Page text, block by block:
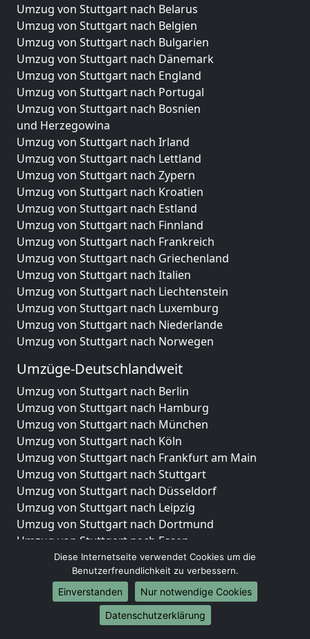
Umzug von Stuttgart nach Belarus
Umzug von Stuttgart nach Belgien
Umzug von Stuttgart nach Bulgarien
Umzug von Stuttgart nach Dänemark
Umzug von Stuttgart nach England
Umzug von Stuttgart nach Portugal
Umzug von Stuttgart nach Bosnien
und Herzegowina
Umzug von Stuttgart nach Irland
Umzug von Stuttgart nach Lettland
Umzug von Stuttgart nach Zypern
Umzug von Stuttgart nach Kroatien
Umzug von Stuttgart nach Estland
Umzug von Stuttgart nach Finnland
Umzug von Stuttgart nach Frankreich
Umzug von Stuttgart nach Griechenland
Umzug von Stuttgart nach Italien
Umzug von Stuttgart nach Liechtenstein
Umzug von Stuttgart nach Luxemburg
Umzug von Stuttgart nach Niederlande
Umzug von Stuttgart nach Norwegen
Umzüge-Deutschlandweit
Umzug von Stuttgart nach Berlin
Umzug von Stuttgart nach Hamburg
Umzug von Stuttgart nach München
Umzug von Stuttgart nach Köln
Umzug von Stuttgart nach Frankfurt am Main
Umzug von Stuttgart nach Stuttgart
Umzug von Stuttgart nach Düsseldorf
Umzug von Stuttgart nach Leipzig
Umzug von Stuttgart nach Dortmund
Umzug von Stuttgart nach Essen
Umzug von Stuttgart nach Bremen
Umzug von Stuttgart nach Dresden
Umzug von Stuttgart nach Hannover
Umzug von Stuttgart nach Nürnberg
Umzug von Stuttgart nach Duisburg
Diese Internetseite verwendet Cookies um die
Benutzerfreundlichkeit zu verbessern.
Einverstanden
Nur notwendige Cookies
Datenschutzerklärung